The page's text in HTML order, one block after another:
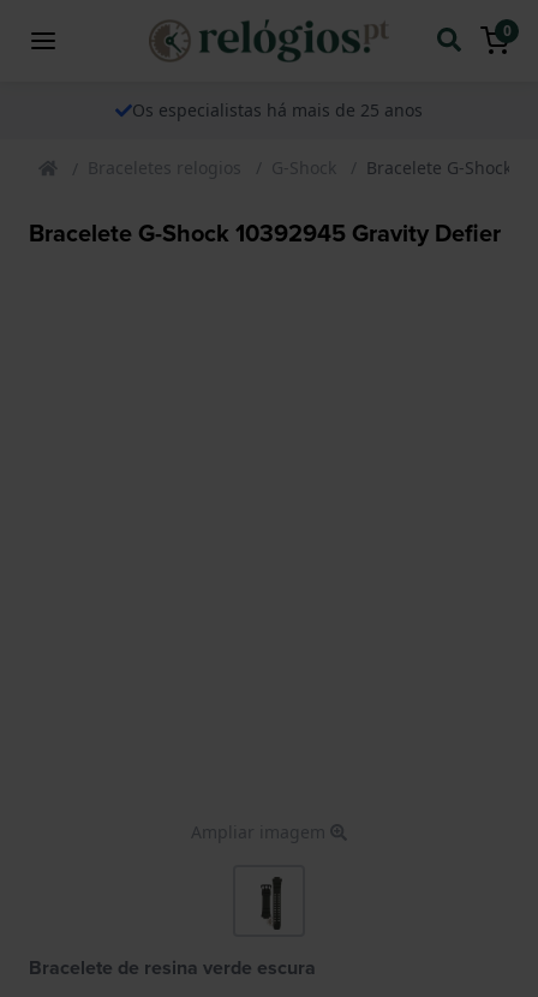
0
Os especialistas há mais de 25 anos
Braceletes relogios G-Shock Bracelete G-Shock
Bracelete G-Shock 10392945 Gravity Defier
Ampliar imagem
Bracelete de resina verde escura